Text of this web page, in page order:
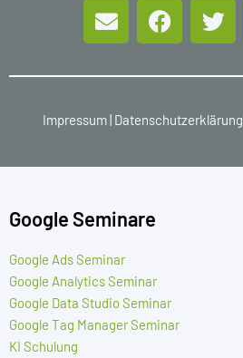
Impressum| Datenschutzerklärung
Google Seminare
Google Ads Seminar
Google Analytics Seminar
Google Data Studio Seminar
Google Tag Manager Seminar
KI Schulung